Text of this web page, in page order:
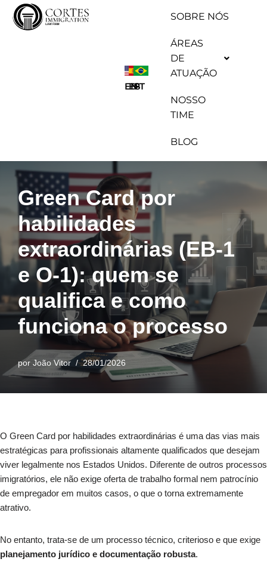
Pular
SOBRE NÓS
ÁREAS
DE
ATUAÇÃO
NOSSO
TIME
BLOG
EN
ESPT
Green Card por
habilidades
extraordinárias (EB-1
e O-1): quem se
qualifica e como
funciona o processo
por João Vitor 28/01/2026
O Green Card por habilidades extraordinárias é uma das vias mais
estratégicas para profissionais altamente qualificados que desejam
viver legalmente nos Estados Unidos. Diferente de outros processos
imigratórios, ele não exige oferta de trabalho formal nem patrocínio
de empregador em muitos casos, o que o torna extremamente
atrativo.
No entanto, trata-se de um processo técnico, criterioso e que exige
planejamento jurídico e documentação robusta.